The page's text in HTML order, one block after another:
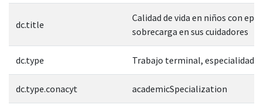
dc.title
Calidad de vida en niños con
sobrecarga en sus cuidadores
dc.type Trabajo terminal, especialidad
dc.type.conacyt academicSpecialization